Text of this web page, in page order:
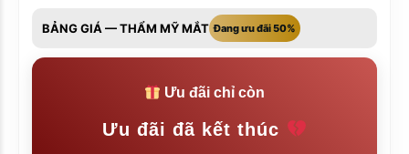
BẢNG GIÁ — THẨM MỸ MẮT Đang ưu đãi 50%
Ưu đãi chỉ còn
Ưu đãi đã kết thúc